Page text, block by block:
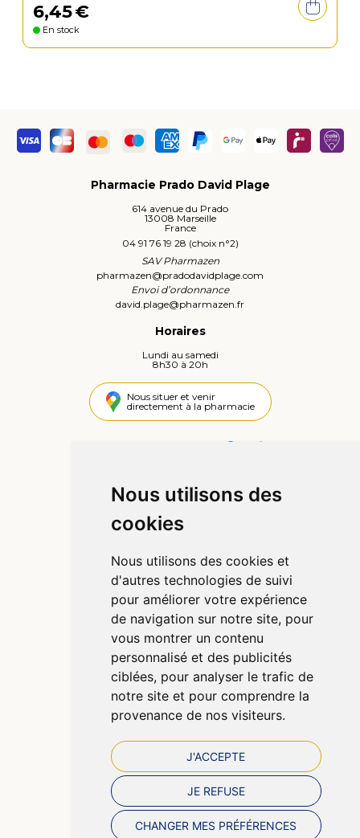
Nous utilisons des
cookies
Nous utilisons des cookies et
d'autres technologies de suivi
pour améliorer votre expérience
de navigation sur notre site, pour
vous montrer un contenu
personnalisé et des publicités
ciblées, pour analyser le trafic de
notre site et pour comprendre la
provenance de nos visiteurs.
J'ACCEPTE
JE REFUSE
CHANGER MES PRÉFÉRENCES
6,45€
En stock
Pharmacie Prado David Plage
614 avenue du Prado
13008 Marseille
France
04 91 76 19 28 (choix n°2)
SAV Pharmazen
pharmazen@pradodavidplage.com
Envoi d’ordonnance
david.plage@pharmazen.fr
Horaires
Lundi au samedi
8h30 à 20h
Nous situer et venir
directement à la pharmacie
Informations
Qui sommes-nous ?
Déclarer un effet indésirable
Mentions légales
CGV
Données personnelles
Cookies
Préférences Cookies